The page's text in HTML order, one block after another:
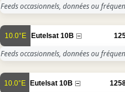
Feeds occasionnels, données ou
10.0°E Eutelsat 10B
Feeds occasionnels, données ou
10.0°E Eutelsat 10B